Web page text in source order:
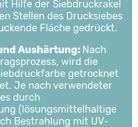
Hilfe der Siebdruckrakel
Stellen des Drucksiebes
Fläche gedrückt.
Aushärtung: Nach
wird die
getrocknet
Je nach verwendeter
durch
(lösungsmittelhaltige
Bestrahlung mit UV-